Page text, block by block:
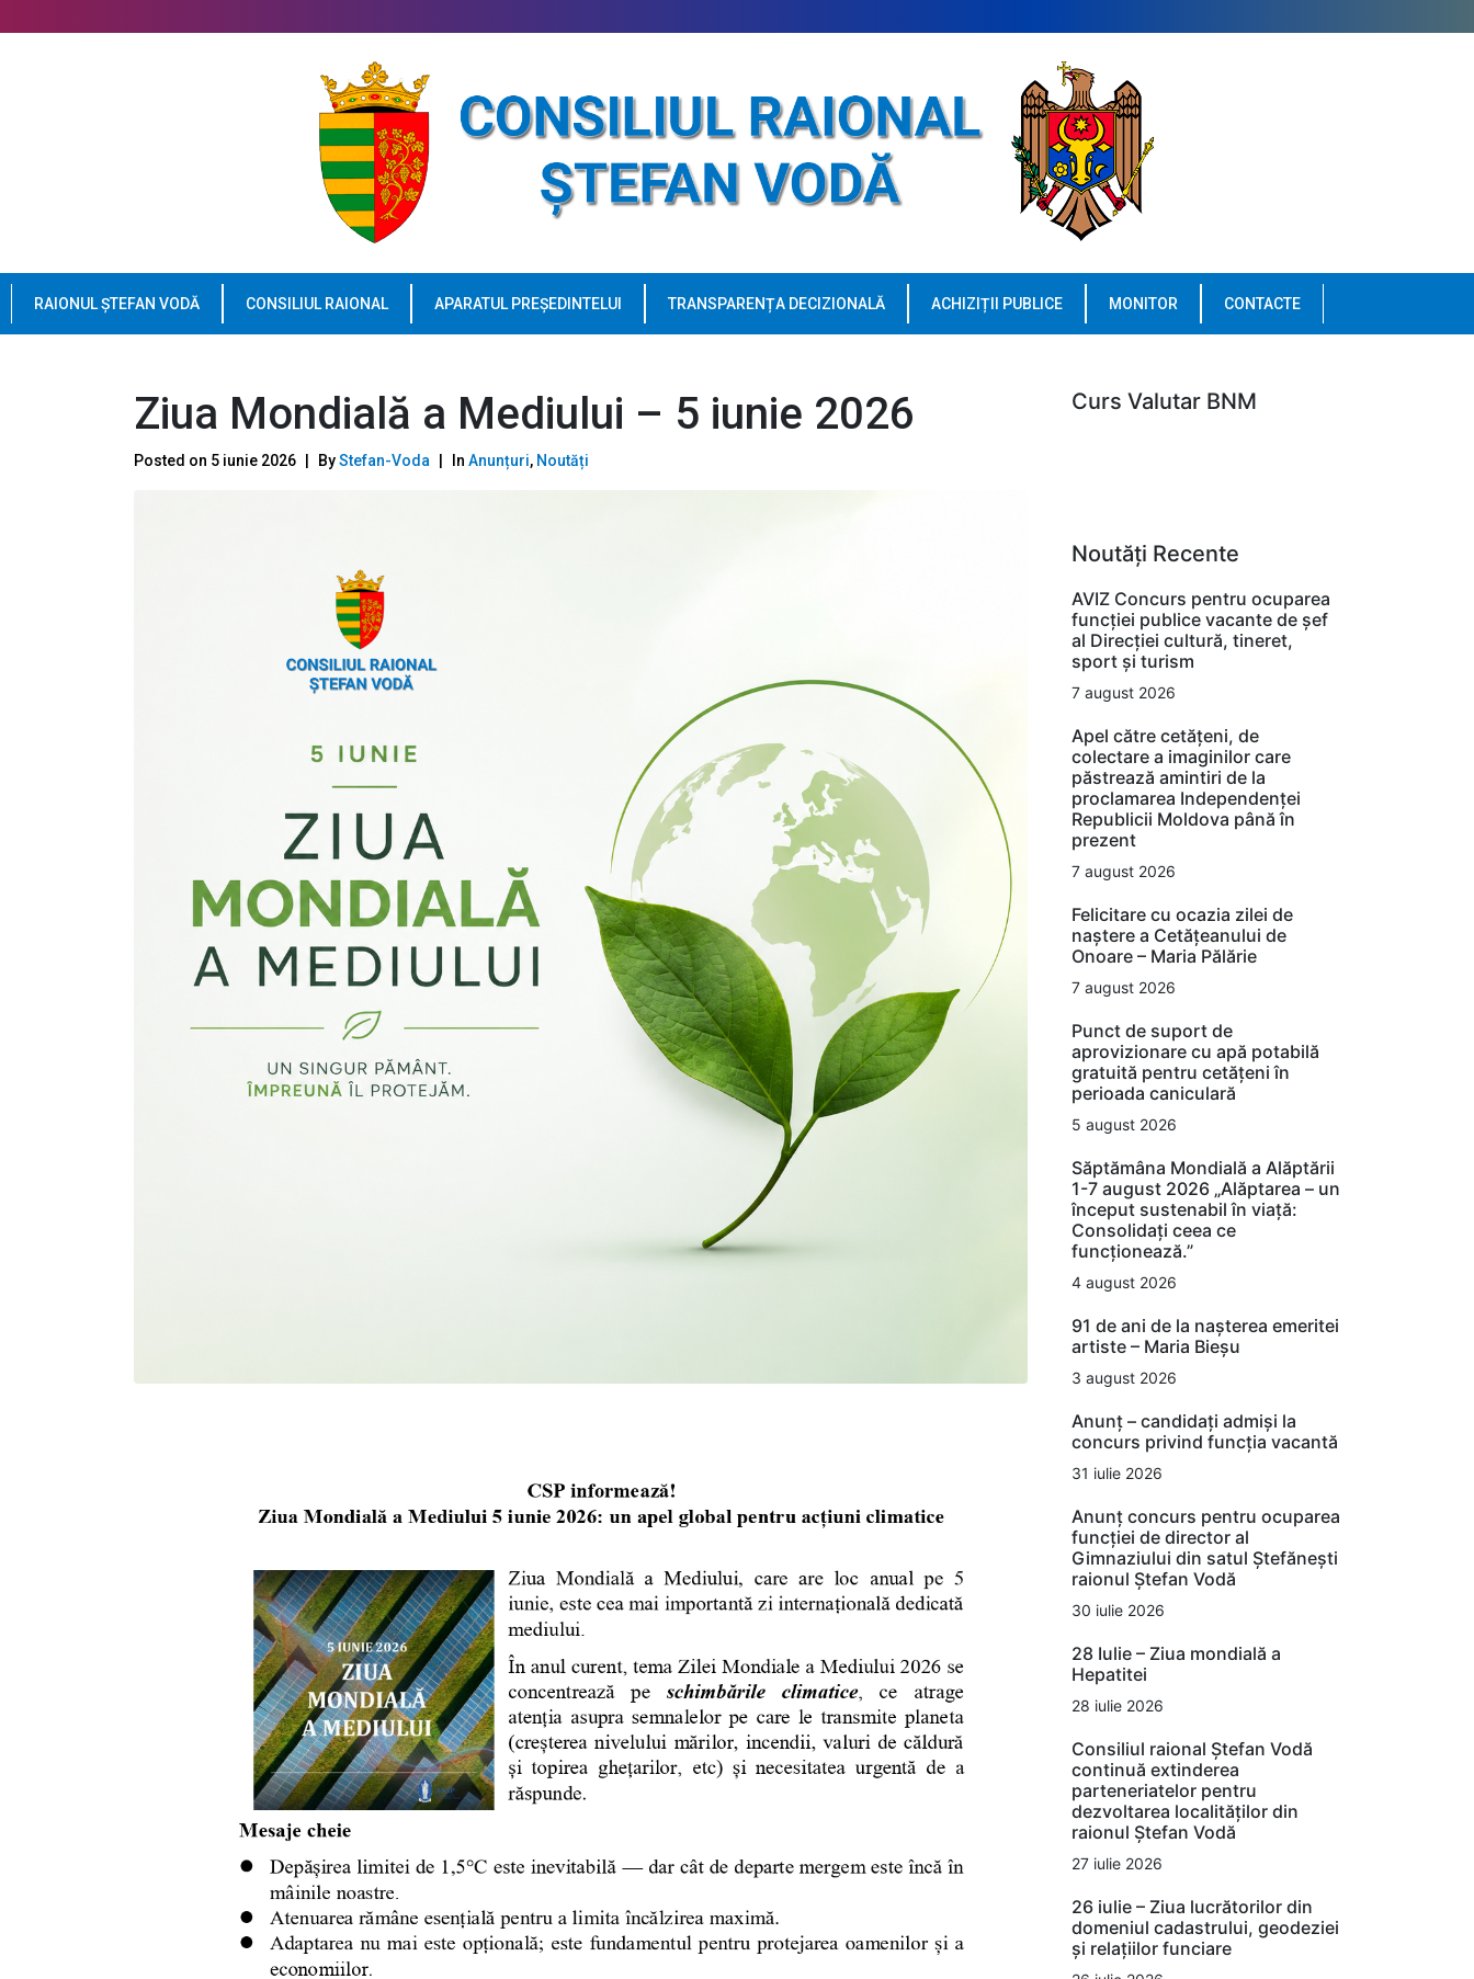
RAIONUL ȘTEFAN VODĂ CONSILIUL RAIONAL APARATUL PREȘEDINTELUI TRANSPARENȚA DECIZIONALĂ ACHIZIȚII PUBLICE MONITOR CONTACTE
Ziua Mondială a Mediului – 5 iunie 2026
Posted on 5 iunie 2026 ByStefan-Voda In Anunțuri, Noutăți
Curs Valutar BNM
Noutăți Recente
AVIZ Concurs pentru ocuparea
funcţiei publice vacante de şef
al Direcţiei cultură, tineret,
sport şi turism
7 august 2026
Apel către cetățeni, de
colectare a imaginilor care
păstrează amintiri de la
proclamarea Independenței
Republicii Moldova până în
prezent
7 august 2026
Felicitare cu ocazia zilei de
naștere a Cetățeanului de
Onoare – Maria Pălărie
7 august 2026
Punct de suport de
aprovizionare cu apă potabilă
gratuită pentru cetățeni în
perioada caniculară
5 august 2026
Săptămâna Mondială a Alăptării
1-7 august 2026 „Alăptarea – un
început sustenabil în viață:
Consolidați ceea ce
funcționează.”
4 august 2026
91 de ani de la nașterea emeritei
artiste – Maria Bieșu
3 august 2026
Anunț – candidați admiși la
concurs privind funcția vacantă
31 iulie 2026
Anunț concurs pentru ocuparea
funcției de director al
Gimnaziului din satul Ștefănești
raionul Ștefan Vodă
30 iulie 2026
28 Iulie – Ziua mondială a
Hepatitei
28 iulie 2026
Consiliul raional Ștefan Vodă
continuă extinderea
parteneriatelor pentru
dezvoltarea localităților din
raionul Ștefan Vodă
27 iulie 2026
26 iulie – Ziua lucrătorilor din
domeniul cadastrului, geodeziei
și relațiilor funciare